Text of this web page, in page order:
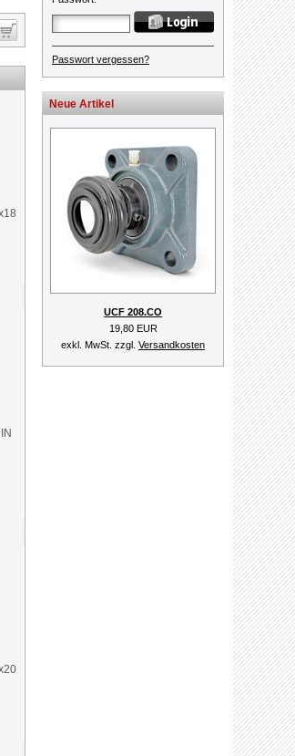
Passwort vergessen?
Neue Artikel
UCF 208.CO
19,80 EUR
exkl. MwSt. zzgl. Versandkosten